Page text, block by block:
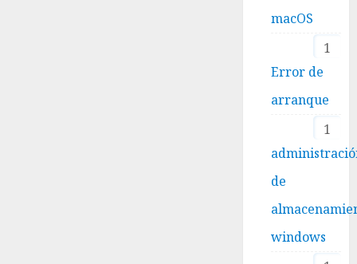
macOS
1
Error de
arranque
1
de
windows